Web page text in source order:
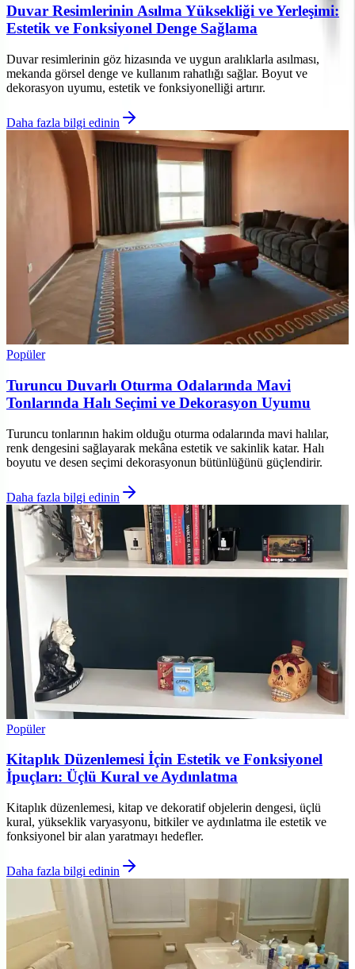
Duvar Resimlerinin Asılma Yüksekliği ve Yerleşimi:
Estetik ve Fonksiyonel Denge Sağlama
Duvar resimlerinin göz hizasında ve uygun aralıklarla asılması,
mekanda görsel denge ve kullanım rahatlığı sağlar. Boyut ve
dekorasyon uyumu, estetik ve fonksiyonelliği artırır.
Daha fazla bilgi edinin
Popüler
Turuncu Duvarlı Oturma Odalarında Mavi
Tonlarında Halı Seçimi ve Dekorasyon Uyumu
Turuncu tonlarının hakim olduğu oturma odalarında mavi halılar,
renk dengesini sağlayarak mekâna estetik ve sakinlik katar. Halı
boyutu ve desen seçimi dekorasyonun bütünlüğünü güçlendirir.
Daha fazla bilgi edinin
Popüler
Kitaplık Düzenlemesi İçin Estetik ve Fonksiyonel
İpuçları: Üçlü Kural ve Aydınlatma
Kitaplık düzenlemesi, kitap ve dekoratif objelerin dengesi, üçlü
kural, yükseklik varyasyonu, bitkiler ve aydınlatma ile estetik ve
fonksiyonel bir alan yaratmayı hedefler.
Daha fazla bilgi edinin